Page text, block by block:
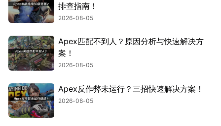
排查指南！
2026-08-05
Apex匹配不到人？原因分析与快速解决方
案！
2026-08-05
Apex反作弊未运行？三招快速解决方案！
2026-08-05